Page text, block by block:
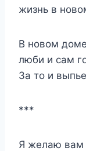
жизнь в
В новом
люби и сам
За то и
***
Я желаю вам